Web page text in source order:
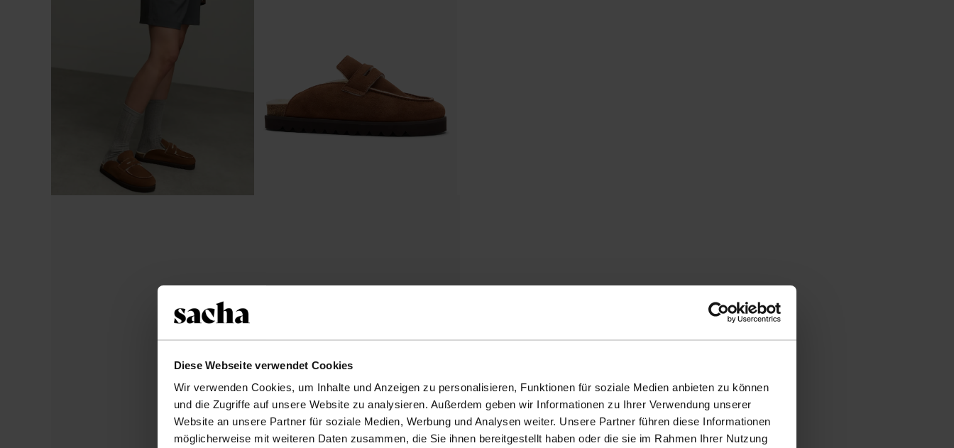
Diese Webseite verwendet Cookies
Wir verwenden Cookies, um Inhalte und Anzeigen zu personalisieren, Funktionen für soziale Medien anbieten zu können
und die Zugriffe auf unsere Website zu analysieren. Außerdem geben wir Informationen zu Ihrer Verwendung unserer
Website an unsere Partner für soziale Medien, Werbung und Analysen weiter. Unsere Partner führen diese Informationen
möglicherweise mit weiteren Daten zusammen, die Sie ihnen bereitgestellt haben oder die sie im Rahmen Ihrer Nutzung